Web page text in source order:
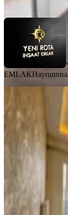
Ara
EMLAK
YENİ ROTA